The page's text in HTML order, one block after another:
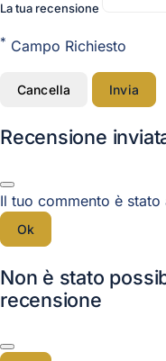
La tua recensione
* Campo Richiesto
Cancella Invia
Recensione
Il tuo commento è stato
Ok
Non è stato
recensione